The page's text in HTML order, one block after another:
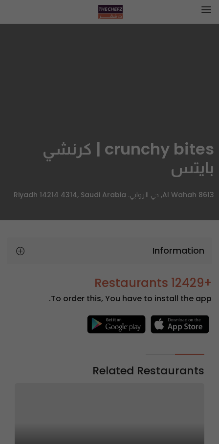
crunchy bites | كرنشي
بايتس
8613 Al Wahah, حي الروابي، Riyadh 14214 4314, Saudi Arabia
Information
+12429 Restaurants
To order this, You have to install the app.
Related Restaurants